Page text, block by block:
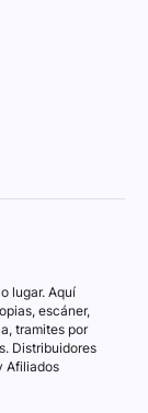
lugar. Aquí
escáner,
tramites por
Distribuidores
Afiliados